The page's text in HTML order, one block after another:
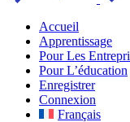
Accueil
Apprentissage
Pour Les
Pour L’éducation
Enregistrer
Connexion
Français